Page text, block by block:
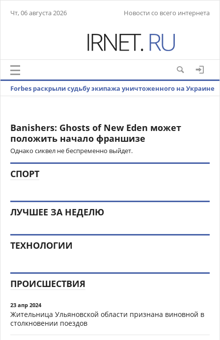
Чт, 06 августа 2026 Новости со всего интернета
Forbes раскрыли судьбу экипажа уничтоженного на Украине
Banishers: Ghosts of New Eden может
положить начало франшизе
Однако сиквел не беспременно выйдет.
СПОРТ
ЛУЧШЕЕ ЗА НЕДЕЛЮ
ТЕХНОЛОГИИ
ПРОИСШЕСТВИЯ
23 апр 2024
Жительница Ульяновской области признана виновной в
столкновении поездов